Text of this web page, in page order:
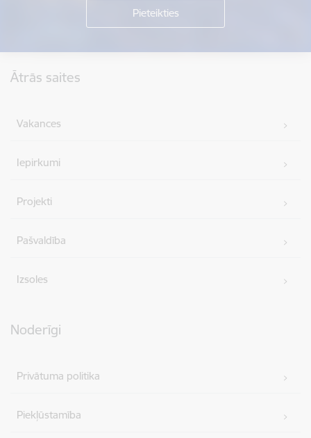
Ātrās saites
Vakances
Iepirkumi
Projekti
Pašvaldība
Izsoles
Noderīgi
Privātuma politika
Piekļūstamība